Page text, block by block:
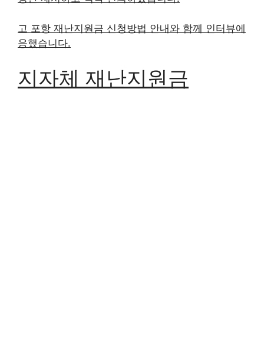
고 포항 재난지원금 신청방법 안내와 함께 인터뷰에
응했습니다.
지자체 재난지원금